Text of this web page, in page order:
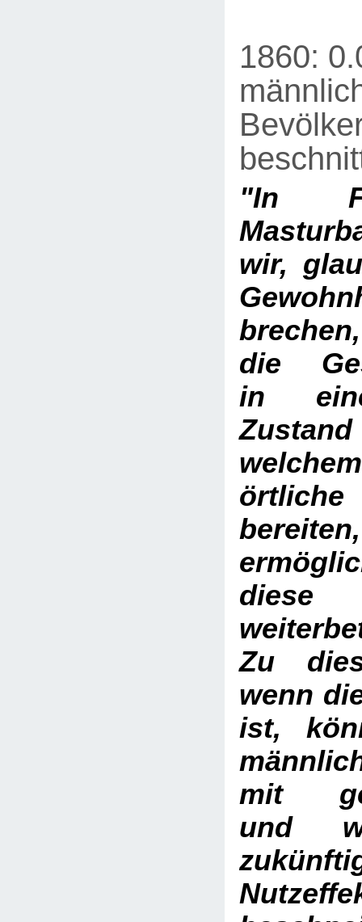
1860:
"In
wir,
die
in
Zu
wenn
ist,
mit
und